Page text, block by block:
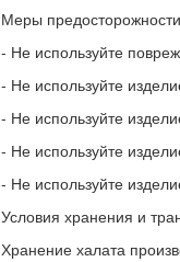
Меры предосторожности
- Не используйте
- Не используйте
- Не используйте
- Не используйте
- Не используйте
Условия хранения и
Хранение халата